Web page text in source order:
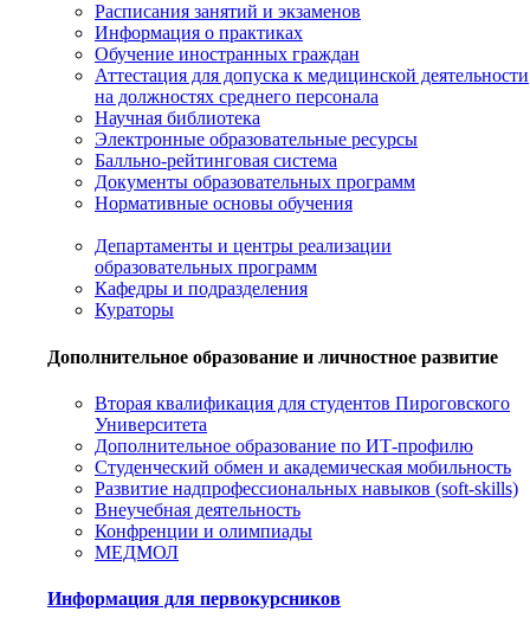
Расписания занятий и экзаменов
Информация о практиках
Обучение иностранных граждан
Аттестация для допуска к медицинской деятельности
на должностях среднего персонала
Научная библиотека
Электронные образовательные ресурсы
Балльно-рейтинговая система
Документы образовательных программ
Нормативные основы обучения
Департаменты и центры реализации
образовательных программ
Кафедры и подразделения
Кураторы
Дополнительное образование и личностное развитие
Вторая квалификация для студентов Пироговского
Университета
Дополнительное образование по ИТ-профилю
Студенческий обмен и академическая мобильность
Развитие надпрофессиональных навыков (soft-skills)
Внеучебная деятельность
Конфренции и олимпиады
МЕДМОЛ
Информация для первокурсников